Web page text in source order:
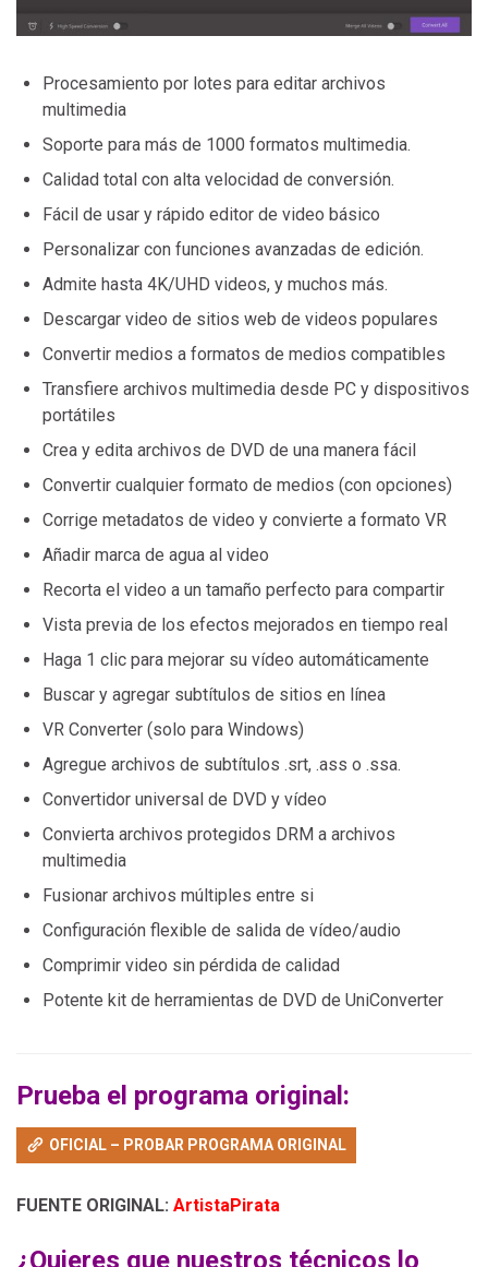
Procesamiento por lotes para editar archivos
multimedia
Soporte para más de 1000 formatos multimedia.
Calidad total con alta velocidad de conversión.
Fácil de usar y rápido editor de video básico
Personalizar con funciones avanzadas de edición.
Admite hasta 4K/UHD videos, y muchos más.
Descargar video de sitios web de videos populares
Convertir medios a formatos de medios compatibles
Transfiere archivos multimedia desde PC y dispositivos
portátiles
Crea y edita archivos de DVD de una manera fácil
Convertir cualquier formato de medios (con opciones)
Corrige metadatos de video y convierte a formato VR
Añadir marca de agua al video
Recorta el video a un tamaño perfecto para compartir
Vista previa de los efectos mejorados en tiempo real
Haga 1 clic para mejorar su vídeo automáticamente
Buscar y agregar subtítulos de sitios en línea
VR Converter (solo para Windows)
Agregue archivos de subtítulos .srt, .ass o .ssa.
Convertidor universal de DVD y vídeo
Convierta archivos protegidos DRM a archivos
multimedia
Fusionar archivos múltiples entre si
Configuración flexible de salida de vídeo/audio
Comprimir video sin pérdida de calidad
Potente kit de herramientas de DVD de UniConverter
Prueba el programa original:
OFICIAL – PROBAR PROGRAMA ORIGINAL
FUENTE ORIGINAL: ArtistaPirata
¿Quieres que nuestros técnicos lo